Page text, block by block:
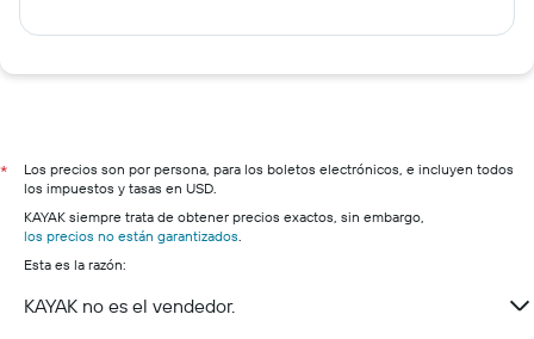
*
Los precios son por persona, para los boletos electrónicos, e incluyen todos
los impuestos y tasas en USD.
KAYAK siempre trata de obtener precios exactos, sin embargo,
los precios no están garantizados.
Esta es la razón:
KAYAK no es el vendedor.